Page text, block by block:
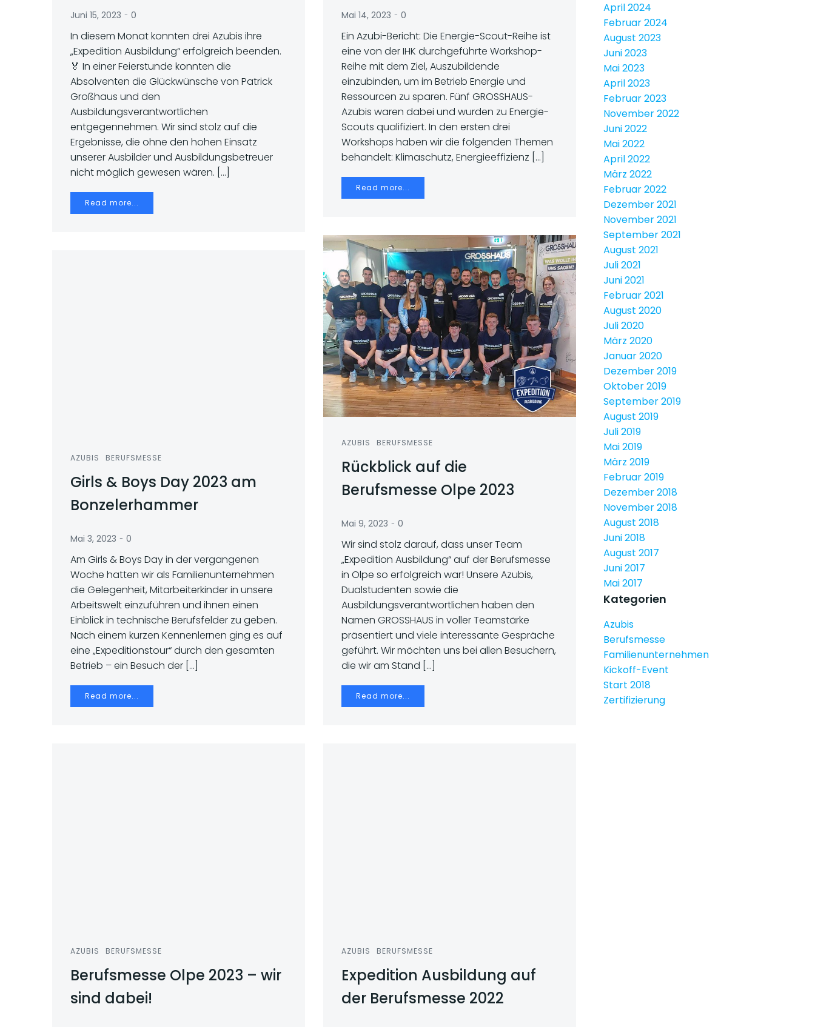
Juni 15, 2023 - 0
In diesem Monat konnten drei Azubis ihre
„Expedition Ausbildung“ erfolgreich beenden.
🏅 In einer Feierstunde konnten die
Absolventen die Glückwünsche von Patrick
Großhaus und den
Ausbildungsverantwortlichen
entgegennehmen. Wir sind stolz auf die
Ergebnisse, die ohne den hohen Einsatz
unserer Ausbilder und Ausbildungsbetreuer
nicht möglich gewesen wären. […]
Read more...
Mai 14, 2023 - 0
Ein Azubi-Bericht: Die Energie-Scout-Reihe ist
eine von der IHK durchgeführte Workshop-
Reihe mit dem Ziel, Auszubildende
einzubinden, um im Betrieb Energie und
Ressourcen zu sparen. Fünf GROSSHAUS-
Azubis waren dabei und wurden zu Energie-
Scouts qualifiziert. In den ersten drei
Workshops haben wir die folgenden Themen
behandelt: Klimaschutz, Energieeffizienz […]
Read more...
AZUBIS BERUFSMESSE
Rückblick auf die
Berufsmesse Olpe 2023
Mai 9, 2023 - 0
Wir sind stolz darauf, dass unser Team
„Expedition Ausbildung“ auf der Berufsmesse
in Olpe so erfolgreich war! Unsere Azubis,
Dualstudenten sowie die
Ausbildungsverantwortlichen haben den
Namen GROSSHAUS in voller Teamstärke
präsentiert und viele interessante Gespräche
geführt. Wir möchten uns bei allen Besuchern,
die wir am Stand […]
Read more...
AZUBIS BERUFSMESSE
Girls & Boys Day 2023 am
Bonzelerhammer
Mai 3, 2023 - 0
Am Girls & Boys Day in der vergangenen
Woche hatten wir als Familienunternehmen
die Gelegenheit, Mitarbeiterkinder in unsere
Arbeitswelt einzuführen und ihnen einen
Einblick in technische Berufsfelder zu geben.
Nach einem kurzen Kennenlernen ging es auf
eine „Expeditionstour“ durch den gesamten
Betrieb – ein Besuch der […]
Read more...
AZUBIS BERUFSMESSE
Berufsmesse Olpe 2023 – wir
sind dabei!
AZUBIS BERUFSMESSE
Expedition Ausbildung auf
der Berufsmesse 2022
April 2024
Februar 2024
August 2023
Juni 2023
Mai 2023
April 2023
Februar 2023
November 2022
Juni 2022
Mai 2022
April 2022
März 2022
Februar 2022
Dezember 2021
November 2021
September 2021
August 2021
Juli 2021
Juni 2021
Februar 2021
August 2020
Juli 2020
März 2020
Januar 2020
Dezember 2019
Oktober 2019
September 2019
August 2019
Juli 2019
Mai 2019
März 2019
Februar 2019
Dezember 2018
November 2018
August 2018
Juni 2018
August 2017
Juni 2017
Mai 2017
Kategorien
Azubis
Berufsmesse
Familienunternehmen
Kickoff-Event
Start 2018
Zertifizierung